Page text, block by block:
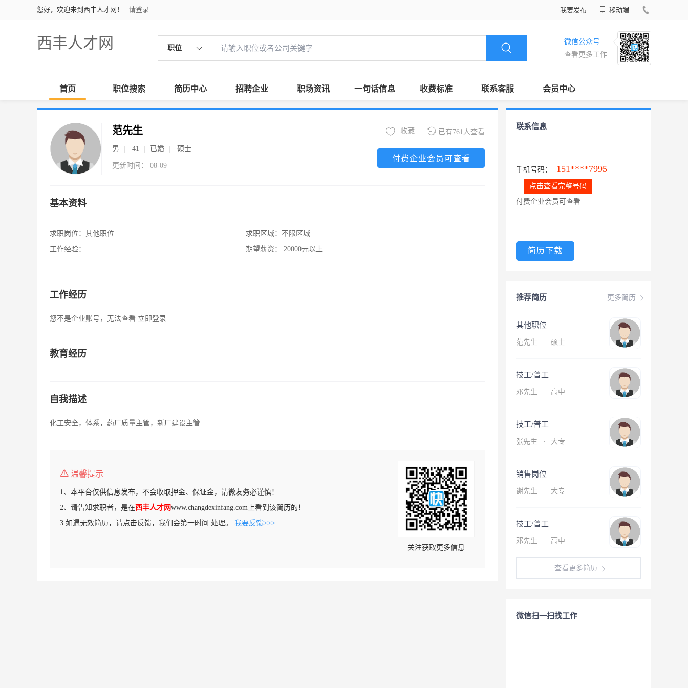
您好，欢迎来到西丰人才网！ 请登录 我要发布 移动端
西丰人才网 职位
微信公众号
查看更多工作
首页 职位搜索 简历中心 招聘企业 职场资讯 一句话信息 收费标准 联系客服 会员中心
范先生
男 41 已婚 硕士
更新时间： 08-09
已有761人查看
收藏
付费企业会员可查看
基本资料
求职岗位： 其他职位
工作经验：
求职区域： 不限区域
期望薪资：
20000元以上
工作经历
您不是企业账号，无法查看 立即登录
教育经历
自我描述
化工安全，体系，药厂质量主管，新厂建设主管
温馨提示
1、本平台仅供信息发布，不会收取押金、保证金，请微友务必谨慎！
2、请告知求职者，是在西丰人才网www.changdexinfang.com上看到该简历的！
3.如遇无效简历，请点击反馈，我们会第一时间 处理。 我要反馈>>>
关注获取更多信息
联系信息
手机号码： 151****7995
点击查看完整号码
付费企业会员可查看
简历下载
更多简历
推荐简历
其他职位
范先生 · 硕士
技工/普工
邓先生 · 高中
技工/普工
张先生 · 大专
销售岗位
谢先生 · 大专
技工/普工
邓先生 · 高中
查看更多简历
微信扫一扫找工作